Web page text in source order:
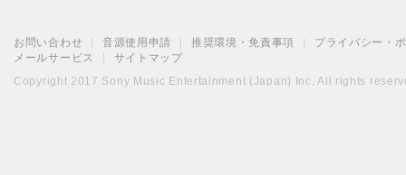
お問い合わせ 音源使用申請 推奨環境・免責事項
プライバシー・
メールサービス
サイトマップ
Copyright 2017 Sony Music Entertainment (Japan) Inc. All rights